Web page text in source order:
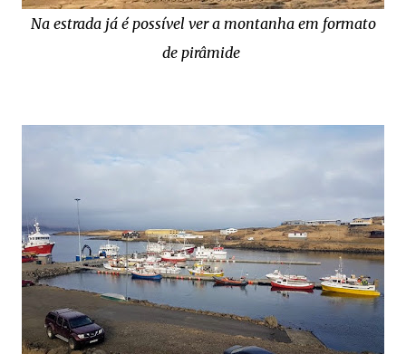
Na estrada já é possível ver a montanha em formato
de pirâmide